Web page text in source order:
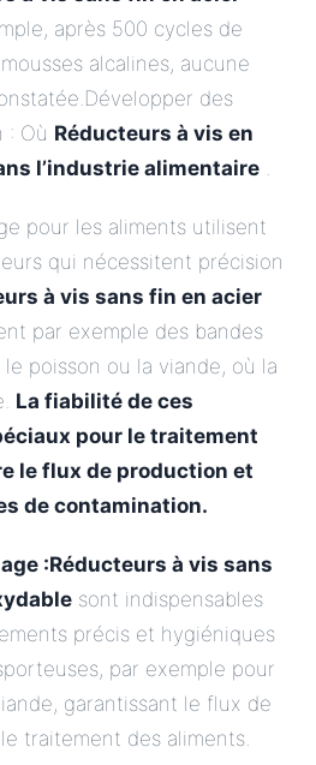
après 500 cycles de
alcalines, aucune
des
: Où Réducteurs à vis en
l’industrie alimentaire .
pour les aliments utilisent
qui nécessitent précision
à vis sans fin en acier
par exemple des bandes
poisson ou la viande, où la
La fiabilité de ces
pour le traitement
le flux de production et
de contamination.
:Réducteurs à vis sans
sont indispensables
précis et hygiéniques
par exemple pour
garantissant le flux de
traitement des aliments.